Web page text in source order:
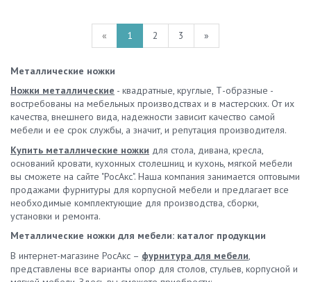
« 1 2 3 »
Металлические ножки
Ножки металлические - квадратные, круглые, Т-образные -
востребованы на мебельных производствах и в мастерских. От их
качества, внешнего вида, надежности зависит качество самой
мебели и ее срок службы, а значит, и репутация производителя.
Купить металлические ножки для стола, дивана, кресла,
оснований кровати, кухонных столешниц и кухонь, мягкой мебели
вы сможете на сайте "РосАкс". Наша компания занимается оптовыми
продажами фурнитуры для корпусной мебели и предлагает все
необходимые комплектующие для производства, сборки,
установки и ремонта.
Металлические ножки для мебели: каталог продукции
В интернет-магазине РосАкс – фурнитура для мебели
представлены все варианты опор для столов, стульев, корпусной и